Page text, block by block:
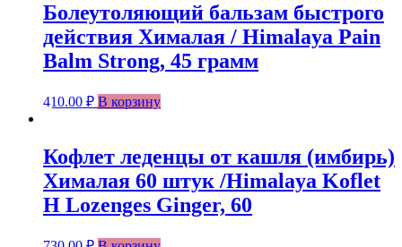
Болеутоляющий бальзам быстрого
действия Хималая / Himalaya Pain
Balm Strong, 45 грамм
410.00 ₽ В корзину
Кофлет леденцы от кашля (имбирь)
Хималая 60 штук /Himalaya Koflet
H Lozenges Ginger, 60